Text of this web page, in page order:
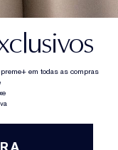
em todas as compras